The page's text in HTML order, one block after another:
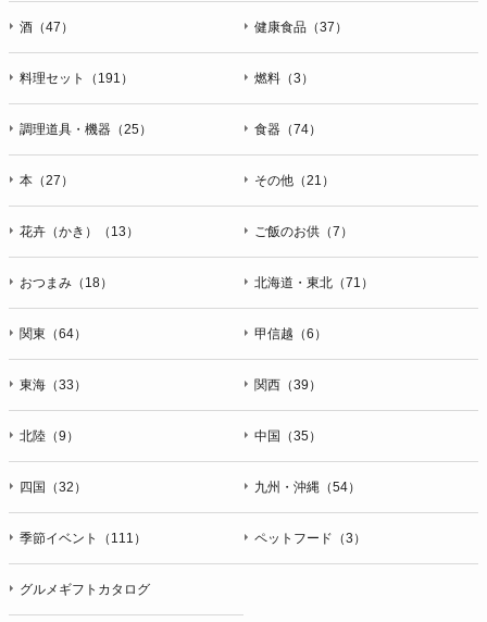
酒（47） 健康食品（37）
料理セット（191） 燃料（3）
調理道具・機器（25） 食器（74）
本（27） その他（21）
花卉（かき）（13） ご飯のお供（7）
おつまみ（18） 北海道・東北（71）
関東（64） 甲信越（6）
東海（33） 関西（39）
北陸（9） 中国（35）
四国（32） 九州・沖縄（54）
季節イベント（111） ペットフード（3）
グルメギフトカタログ